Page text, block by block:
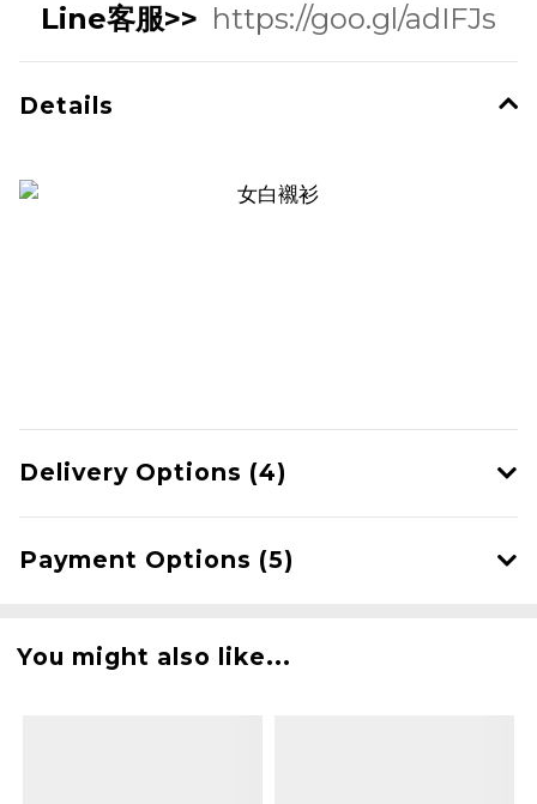
Line客服>> https://goo.gl/adIFJs
Details
Delivery Options (4)
Payment Options (5)
You might also like...